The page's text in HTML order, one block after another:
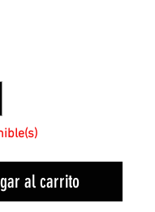
al carrito